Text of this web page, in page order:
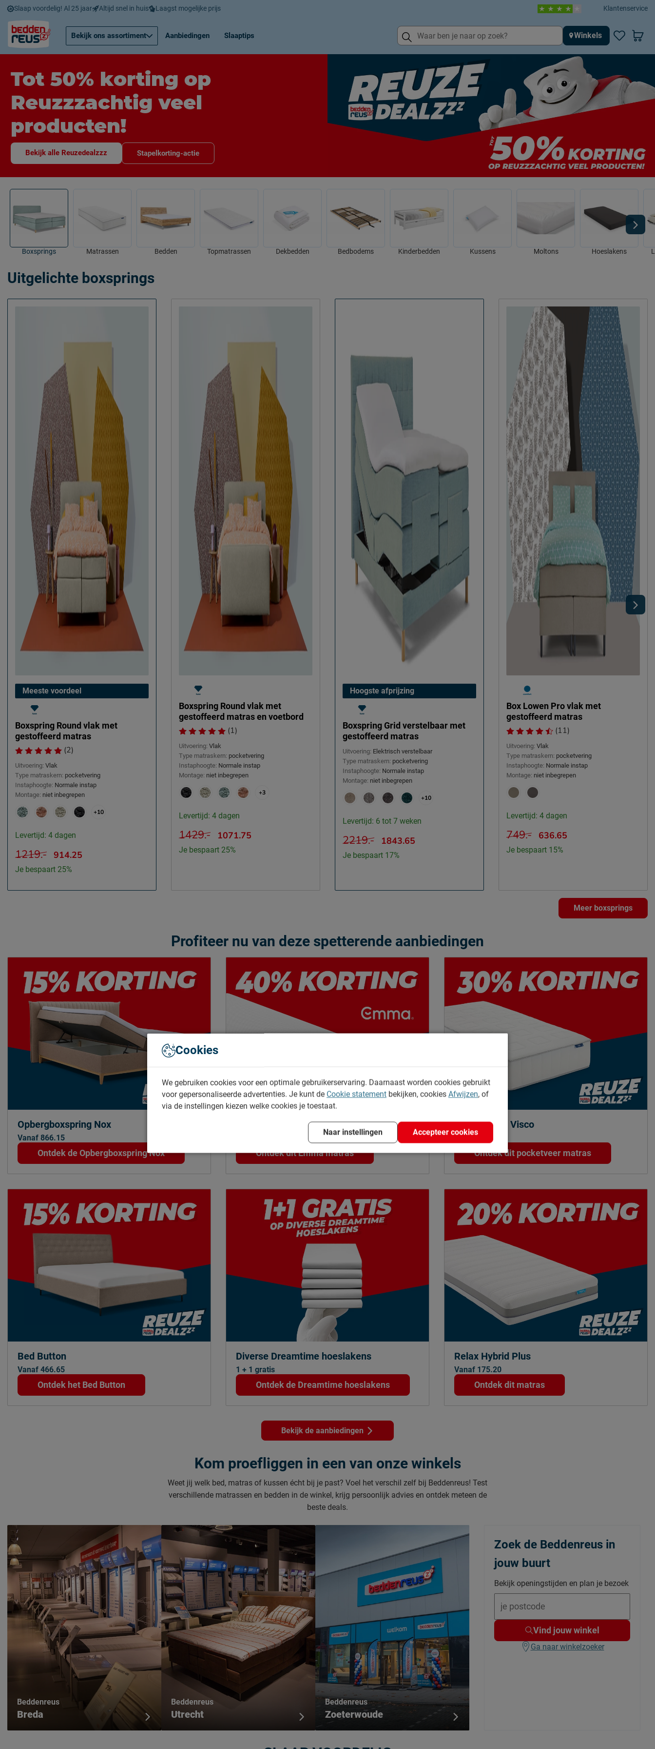
Slaap voordelig! Al 25 jaar Altijd snel in huis Laagst mogelijke prijs Klantenservice
Bekijk ons assortiment Aanbiedingen Slaaptips Winkels
Tot 50% korting op
Reuzzzachtig veel
producten!
Bekijk alle Reuzedealzzz Stapelkorting-actie
Boxsprings Matrassen Bedden Topmatrassen Dekbedden Bedbodems Kinderbedden Kussens Moltons Hoeslakens
Uitgelichte boxsprings
Meeste voordeel
Boxspring Round vlak met
gestoffeerd matras
(2)
Uitvoering: Vlak
Type matraskern: pocketvering
Instaphoogte: Normale instap
Montage: niet inbegrepen
+10
Levertijd: 4 dagen
1219.- 914.25
Je bespaart 25%
Boxspring Round vlak met
gestoffeerd matras en voetbord
(1)
Uitvoering: Vlak
Type matraskern: pocketvering
Instaphoogte: Normale instap
Montage: niet inbegrepen
+3
Levertijd: 4 dagen
1429.- 1071.75
Je bespaart 25%
Hoogste afprijzing
Boxspring Grid verstelbaar met
gestoffeerd matras
Uitvoering: Elektrisch verstelbaar
Type matraskern: pocketvering
Instaphoogte: Normale instap
Montage: niet inbegrepen
+10
Levertijd: 6 tot 7 weken
2219.- 1843.65
Je bespaart 17%
Box Lowen Pro vlak met
gestoffeerd matras
(11)
Uitvoering: Vlak
Type matraskern: pocketvering
Instaphoogte: Normale instap
Montage: niet inbegrepen
Levertijd: 4 dagen
749.- 636.65
Je bespaart 15%
Meer boxsprings
Profiteer nu van deze spetterende aanbiedingen
Opbergboxspring Nox
Vanaf 866.15
Ontdek de Opbergboxspring Nox
Emma Essential matras
Ontdek dit Emma matras
Duo Support Visco
Vanaf 391.30
Ontdek dit pocketveer matras
Bed Button
Vanaf 466.65
Ontdek het Bed Button
Diverse Dreamtime hoeslakens
1 + 1 gratis
Ontdek de Dreamtime hoeslakens
Relax Hybrid Plus
Vanaf 175.20
Ontdek dit matras
Bekijk de aanbiedingen
Kom proefliggen in een van onze winkels
Weet jij welk bed, matras of kussen écht bij je past? Voel het verschil zelf bij Beddenreus! Test
verschillende matrassen en bedden in de winkel, krijg persoonlijk advies en ontdek meteen de
beste deals.
Beddenreus
Breda
Beddenreus
Utrecht
Beddenreus
Zoeterwoude
Zoek de Beddenreus in
jouw buurt
Bekijk openingstijden en plan je bezoek
Vind jouw winkel
Ga naar winkelzoeker
Cookies
We gebruiken cookies voor een optimale gebruikerservaring. Daarnaast worden cookies gebruikt
voor gepersonaliseerde advertenties. Je kunt de Cookie statement bekijken, cookies Afwijzen, of
via de instellingen kiezen welke cookies je toestaat.
Naar instellingen Accepteer cookies